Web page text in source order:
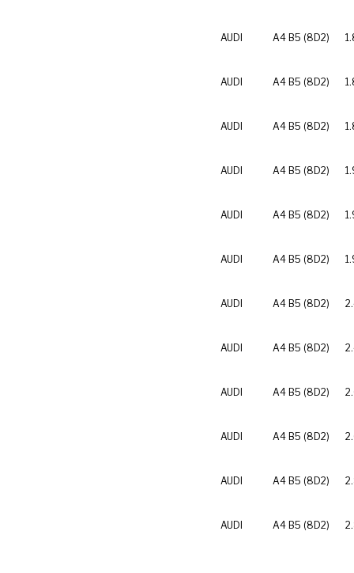
AUDI A4 B5 (8D2)
AUDI A4 B5 (8D2)
AUDI A4 B5 (8D2)
AUDI A4 B5 (8D2)
AUDI A4 B5 (8D2)
AUDI A4 B5 (8D2)
AUDI A4 B5 (8D2)
AUDI A4 B5 (8D2)
AUDI A4 B5 (8D2)
AUDI A4 B5 (8D2)
AUDI A4 B5 (8D2)
AUDI A4 B5 (8D2)